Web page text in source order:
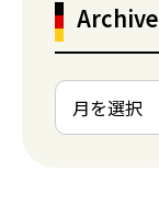
Archive